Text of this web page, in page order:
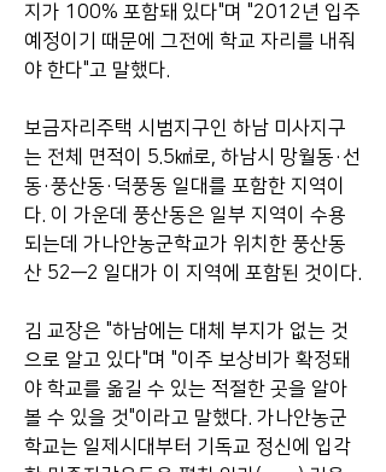
지가 100% 포함돼 있다"며 "2012년 입주
예정이기 때문에 그전에 학교 자리를 내줘
야 한다"고 말했다.
보금자리주택 시범지구인 하남 미사지구
는 전체 면적이 5.5㎢로, 하남시 망월동·선
동·풍산동·덕풍동 일대를 포함한 지역이
다. 이 가운데 풍산동은 일부 지역이 수용
되는데 가나안농군학교가 위치한 풍산동
산 52―2 일대가 이 지역에 포함된 것이다.
김 교장은 "하남에는 대체 부지가 없는 것
으로 알고 있다"며 "이주 보상비가 확정돼
야 학교를 옮길 수 있는 적절한 곳을 알아
볼 수 있을 것"이라고 말했다. 가나안농군
학교는 일제시대부터 기독교 정신에 입각